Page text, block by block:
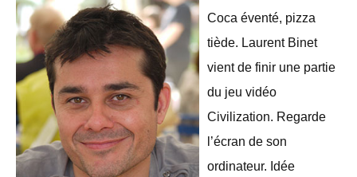
Coca éventé, pizza
tiède. Laurent Binet
vient de finir une partie
du jeu vidéo
Civilization. Regarde
l’écran de son
ordinateur. Idée